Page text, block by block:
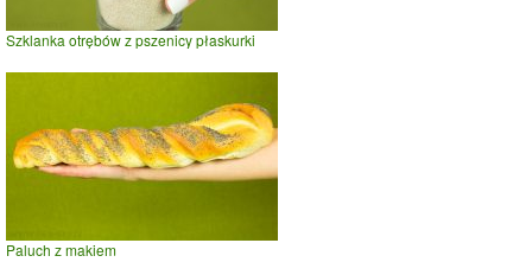
Szklanka otrębów z pszenicy płaskurki
Paluch z makiem